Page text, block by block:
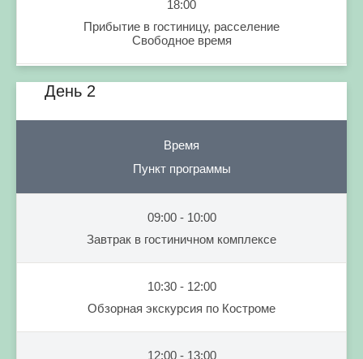
18:00
Прибытие в гостиницу, расселение
Свободное время
День 2
Время
Пункт программы
09:00 - 10:00
Завтрак в гостиничном комплексе
10:30 - 12:00
Обзорная экскурсия по Костроме
12:00 - 13:00